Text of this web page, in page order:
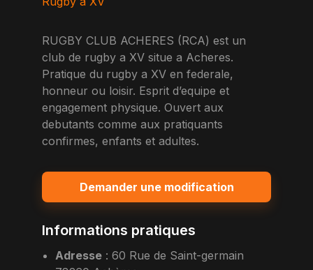
RUGBY CLUB ACHERES (RCA) est un
club de rugby a XV situe a Acheres.
Pratique du rugby a XV en federale,
honneur ou loisir. Esprit d’equipe et
engagement physique. Ouvert aux
debutants comme aux pratiquants
confirmes, enfants et adultes.
Demander une modification
Informations pratiques
Adresse :60 Rue de Saint-germain